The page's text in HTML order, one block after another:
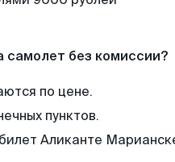
самолет без комиссии?
по цене.
пунктов.
Аликанте